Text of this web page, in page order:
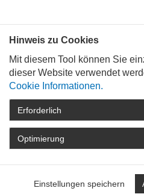
STARTSEITE
BÜROPROFILE
Hinweis zu Cookies
Mit diesem Tool können Sie
dieser Website verwendet
Cookie Informationen.
Erforderlich
Optimierung
Einstellungen speichern